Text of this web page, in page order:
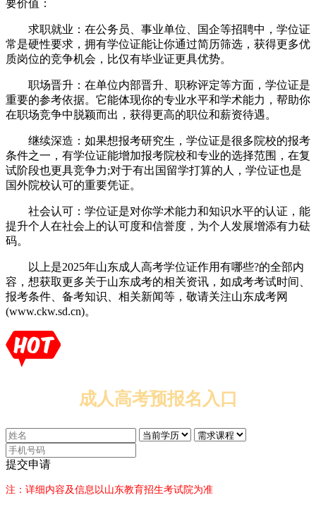
要价值：
求职就业：在公务员、事业单位、国企等招聘中，学位证
常是硬性要求，拥有学位证能让你通过简历筛选，获得更多优
质岗位的竞争机会，比仅有毕业证更具优势。
职场晋升：在单位内部晋升、职称评定等方面，学位证是
重要的参考依据。它能体现你的专业水平和学术能力，帮助你
在职场竞争中脱颖而出，获得更高的职位和薪资待遇。
继续深造：如果想报考研究生，学位证是很多院校的报考
条件之一，有学位证能增加报考院校和专业的选择范围，在复
试阶段也更具竞争力;对于有出国留学打算的人，学位证也是
国外院校认可的重要凭证。
社会认可：学位证是对你学术能力和知识水平的认证，能
提升个人在社会上的认可度和信誉度，为个人发展增添有力砝
码。
以上是2025年山东成人高考学位证作用有哪些?的全部内
容，想获取更多关于山东成考的相关资讯，如成考考试时间、
报考条件、备考知识、相关新闻等，敬请关注山东成考网
(www.ckw.sd.cn)。
成人高考预报名入口
提交申请
注：详细内容及信息以山东教育招生考试院为准